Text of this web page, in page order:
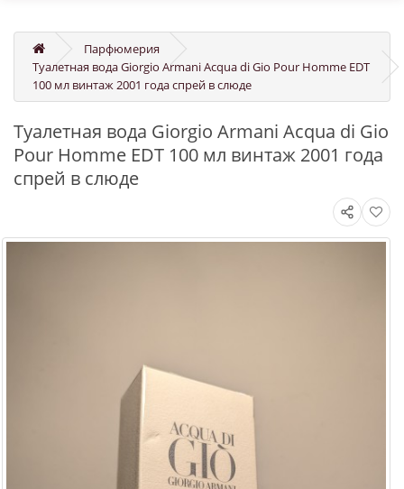
Парфюмерия
Туалетная вода Giorgio Armani Acqua di Gio Pour Homme EDT
100 мл винтаж 2001 года спрей в слюде
Туалетная вода Giorgio Armani Acqua di Gio
Pour Homme EDT 100 мл винтаж 2001 года
спрей в слюде